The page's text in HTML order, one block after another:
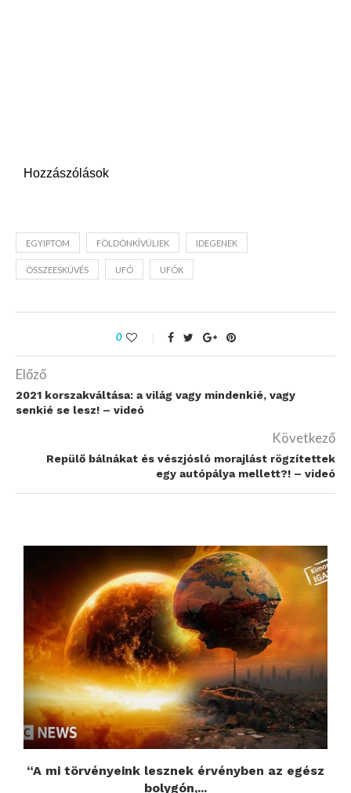
Hozzászólások
EGYIPTOM FÖLDÖNKÍVÜLIEK IDEGENEK
ÖSSZEESKÜVÉS UFÓ UFÓK
0
Előző
2021 korszakváltása: a világ vagy mindenkié, vagy
senkié se lesz! – videó
Következő
Repülő bálnákat és vészjósló morajlást rögzítettek
egy autópálya mellett?! – videó
“A mi törvényeink lesznek érvényben az egész
bolygón,...